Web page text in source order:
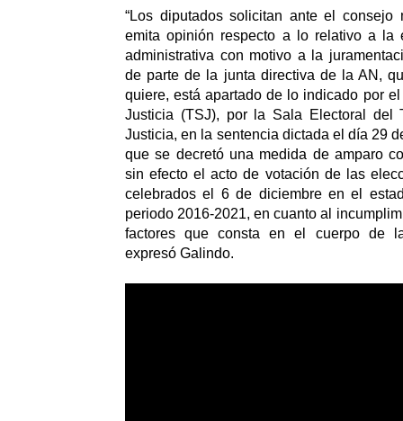
“Los diputados solicitan ante el consejo
emita opinión respecto a lo relativo a la
administrativa con motivo a la
de parte de la junta directiva de la AN,
quiere, está apartado de lo indicado por
Justicia (TSJ), por la Sala Electoral del
Justicia, en la sentencia dictada el día 29
que se decretó una medida de amparo
sin efecto el acto de votación de las
celebrados el 6 de diciembre en el
periodo 2016-2021, en cuanto al
factores que consta en el cuerpo de
expresó Galindo.